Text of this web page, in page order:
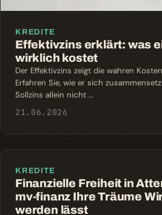
KREDITE
Effektivzins erklärt: was
wirklich kostet
Der Effektivzins zeigt die wahren
Erfahren Sie, wie er sich
Sollzins allein nicht …
21.06.2026
KREDITE
Finanzielle Freiheit in
mv-finanz Ihre Träume
werden lässt